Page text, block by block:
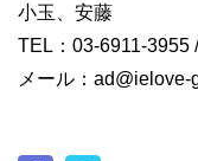
小玉、安藤
TEL：03-6911-3955
メール：ad@ielove-